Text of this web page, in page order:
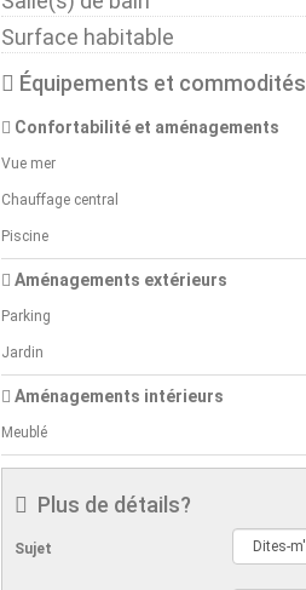
Surface habitable
Équipements et commodités
Confortabilité et aménagements
Vue mer
Chauffage central
Piscine
Aménagements extérieurs
Parking
Jardin
Aménagements intérieurs
Meublé
Plus de détails?
Sujet